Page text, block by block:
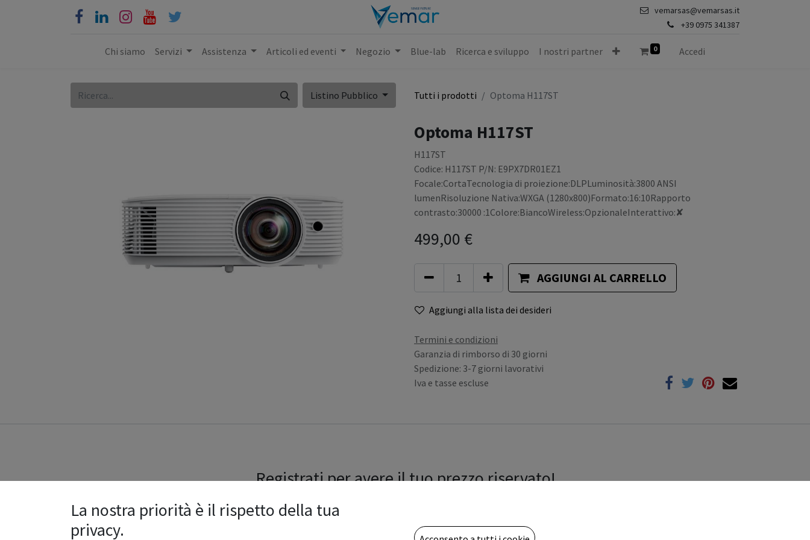
vemarsas@vemarsas.it
+39 0975 341387
Chi siamo Servizi Assistenza Articoli ed eventi Negozio Blue-lab Ricerca e sviluppo I nostri partner 0 Accedi
Listino Pubblico Tutti i prodotti Optoma H117ST
Optoma H117ST
H117ST
Codice: H117ST P/N: E9PX7DR01EZ1
Focale:CortaTecnologia di proiezione:DLPLuminosità:3800 ANSI
lumenRisoluzione Nativa:WXGA (1280x800)Formato:16:10Rapporto
contrasto:30000 :1Colore:BiancoWireless:OpzionaleInterattivo:✘
499,00 €
AGGIUNGI AL CARRELLO
Aggiungi alla lista dei desideri
Termini e condizioni
Garanzia di rimborso di 30 giorni
Spedizione: 3-7 giorni lavorativi
Iva e tasse escluse
Registrati per avere il tuo prezzo riservato!
La nostra priorità è il rispetto della tua
privacy.